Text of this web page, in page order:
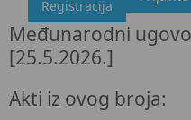
Ovdje možete preuzeti
Registracija
Međunarodni
[25.5.2026.]
Akti iz ovog broja: